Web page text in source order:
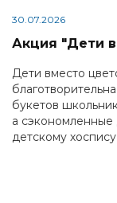
30.07.2026
Акция "Дети
Дети вместо
букетов
а сэкономленные
детскому хоспису.